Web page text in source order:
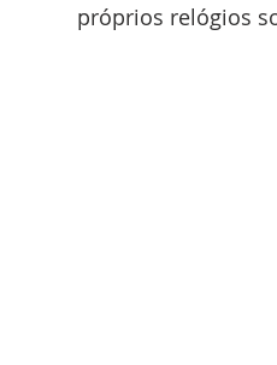
próprios relógios